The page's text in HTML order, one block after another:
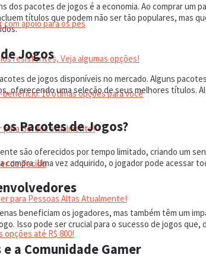
com apoio para os pés
resistentes, Veja algumas opções!
10 ótimas opções para você
para Gordos atualmente!
de Tecido
para Pessoas Altas Atualmente!
opções até R$ 800!
dos pacotes de jogos é a economia. Ao comprar
títulos que podem não ser tão populares, mas
Jogos
de jogos disponíveis no mercado. Alguns
oferecendo uma seleção de seus melhores títulos.
Pacotes de Jogos?
são oferecidos por tempo limitado, criando um
compra. Uma vez adquirido, o jogador pode acessar
beneficiam os jogadores, mas também têm um
Isso pode ser crucial para o sucesso de jogos
a Comunidade Gamer